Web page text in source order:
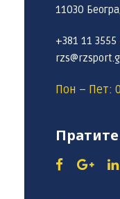
11030
+381 11 3555
Пон – Пет: